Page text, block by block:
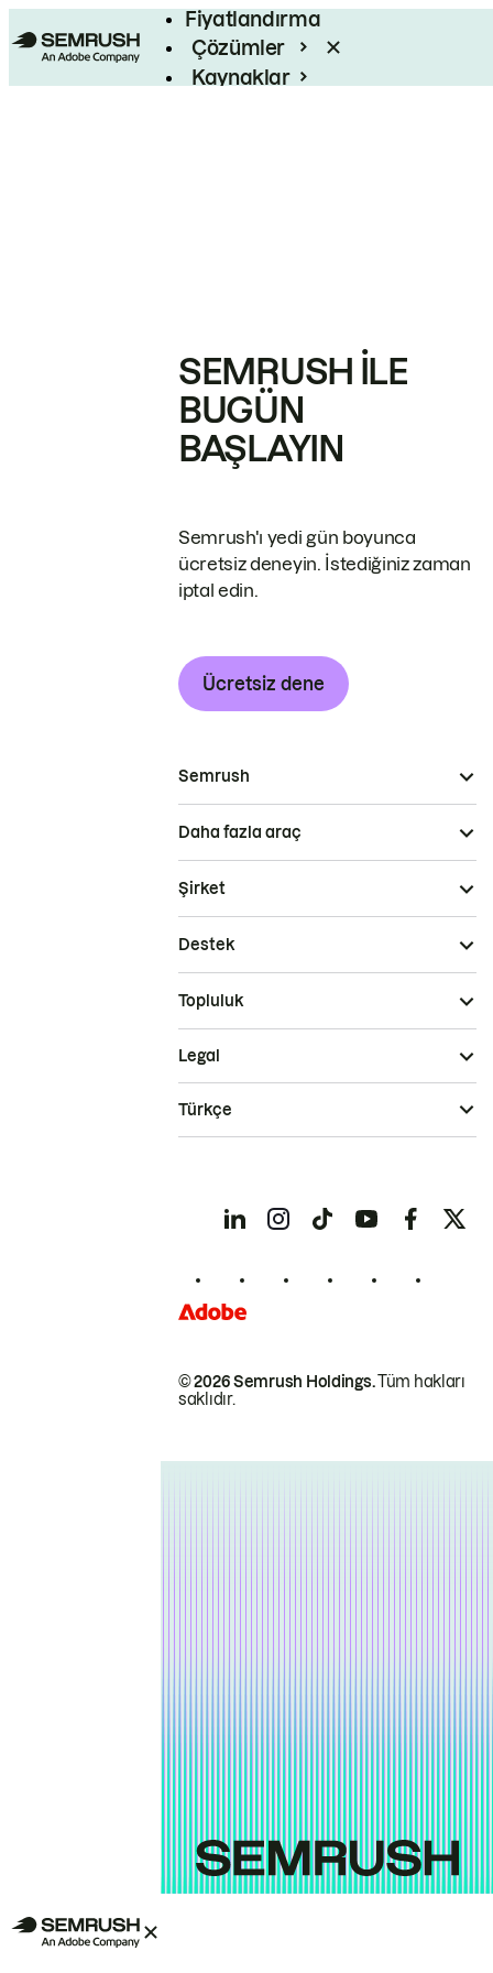
Fiyatlandırma
Çözümler
Kaynaklar
SEMRUSH ILE
BUGÜN
BAŞLAYIN
Semrush'ı yedi gün boyunca
ücretsiz deneyin. İstediğiniz zaman
iptal edin.
Ücretsiz dene
Semrush
Daha fazla araç
Şirket
Destek
Topluluk
© 2026 Semrush Holdings.Tüm hakları
saklıdır.
Legal
Türkçe